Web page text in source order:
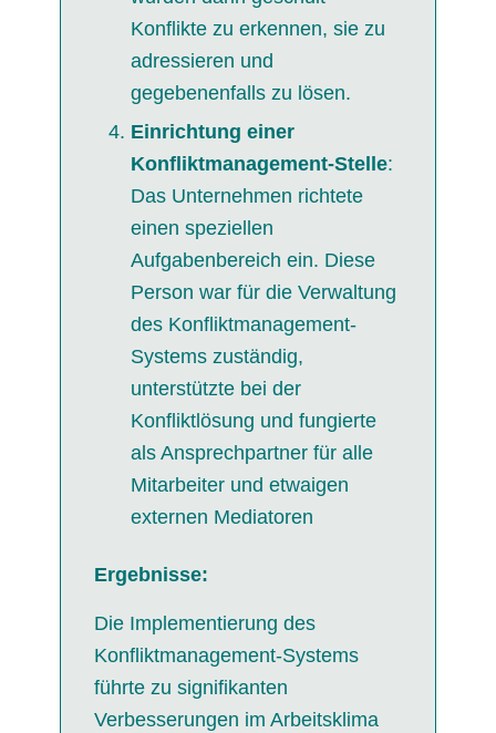
Konflikte zu erkennen, sie zu
adressieren und
gegebenenfalls zu lösen.
Einrichtung einer
Konfliktmanagement-Stelle:
Das Unternehmen richtete
einen speziellen
Aufgabenbereich ein. Diese
Person war für die Verwaltung
des Konfliktmanagement-
Systems zuständig,
unterstützte bei der
Konfliktlösung und fungierte
als Ansprechpartner für alle
Mitarbeiter und etwaigen
externen Mediatoren
Ergebnisse:
Die Implementierung des
Konfliktmanagement-Systems
führte zu signifikanten
Verbesserungen im Arbeitsklima